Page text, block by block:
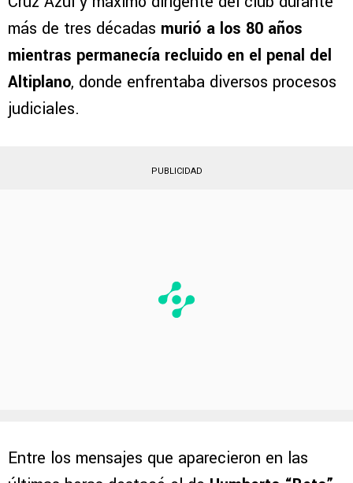
reacciones dentro del entorno deCruz Azul
Quien fuera presidente de la Cooperativa La
Cruz Azul y máximo dirigente del club durante
más de tres décadas